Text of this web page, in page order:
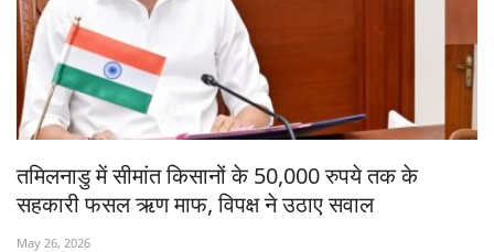
Ground Report
Rural Connect
Gallery
National
तमिलनाडु में सीमांत किसानों के 50,000 रुपये तक के
सहकारी फसल ऋण माफ, विपक्ष ने उठाए सवाल
May 26, 2026